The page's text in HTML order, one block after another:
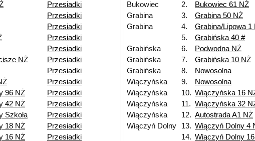
Przesiadki
Przesiadki
Przesiadki
Przesiadki
Przesiadki
NŻ
Przesiadki
Przesiadki
Przesiadki
96 NŻ
Przesiadki
42 NŻ
Przesiadki
Szkoła
Przesiadki
18 NŻ
Przesiadki
16 NŻ Przesiadki
Bukowiec
2. Bukowiec 61 NŻ
Grabina
3. Grabina 50 NŻ
Grabina
4. Grabina/Lipowa 1
5.
Grabińska 40 #
Grabińska
6.
Podwodna NŻ
Grabińska
7.
Grabińska 10 NŻ
Grabińska
8. Nowosolna
Wiączyńska
9. Nowosolna
Wiączyńska
10. Wiączyńska 16
Wiączyńska
11. Wiączyńska 32
Wiączyńska
12. Autostrada A1 NŻ
Wiączyń Dolny
13. Wiączyń Dolny 4
14. Wiączyń Dolny